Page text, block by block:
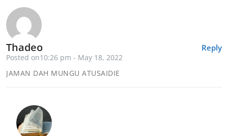
Reply
Thadeo
Posted on10:26 pm - May 18, 2022
JAMAN DAH MUNGU ATUSAIDIE